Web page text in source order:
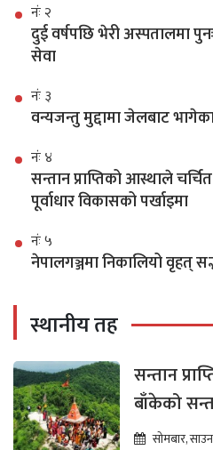
नंः २
दुई वर्षपछि भेरी अस्पतालमा
सेवा
नंः ३
वन्यजन्तु मुद्दामा जेलबाट
नंः ४
सन्तान प्राप्तिको आस्थाले
पूर्वाधार विकासको पर्खाइमा
नंः ५
नेपालगञ्जमा निकालियो वृहत्
स्थानीय तह
सन्तान
बाँकेको
विकासको
सोमबार,